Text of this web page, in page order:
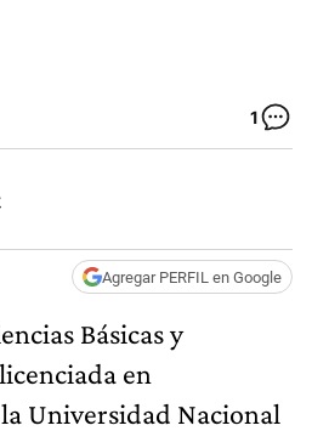
1
Agregar PERFIL en Google
Básicas y
en
Universidad Nacional